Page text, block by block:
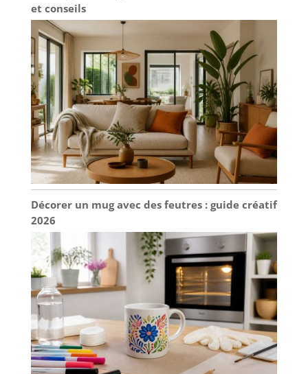
et conseils
Décorer un mug avec des feutres : guide créatif
2026